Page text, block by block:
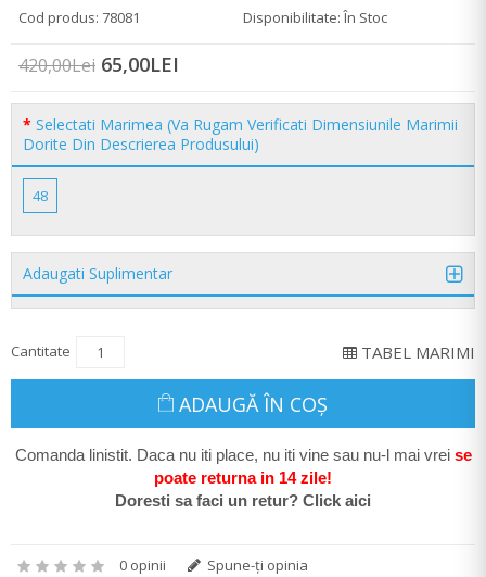
Cod produs: 78081 Disponibilitate: În Stoc
420,00Lei 65,00LEI
Selectati Marimea (Va Rugam Verificati Dimensiunile Marimii
Dorite Din Descrierea Produsului)
48
Adaugati Suplimentar
Cantitate TABEL MARIMI
ADAUGĂ ÎN COŞ
Comanda linistit. Daca nu iti place, nu iti vine sau nu-l mai vrei se
poate returna in 14 zile!
Doresti sa faci un retur? Click aici
0 opinii Spune-ţi opinia